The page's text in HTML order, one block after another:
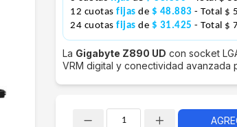
12 cuotas fijas de $ 48.883 - Total $
24 cuotas fijas de $ 31.425 - Total $
La Gigabyte Z890 UD con socket
VRM digital y conectividad avanzada